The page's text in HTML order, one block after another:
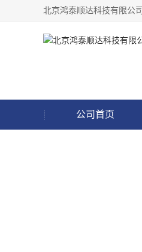
公司首页